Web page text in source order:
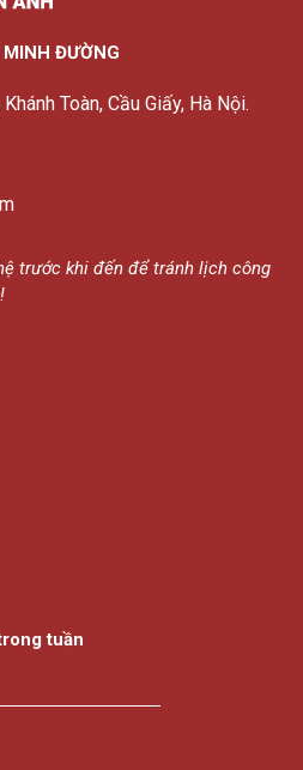
ĐƯỜNG
Toàn, Cầu Giấy, Hà Nội.
trước khi đến để tránh lịch công
tuần